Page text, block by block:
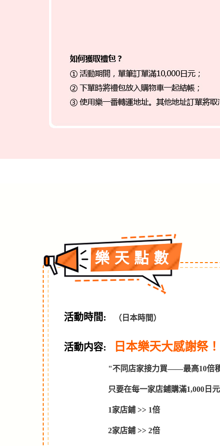
樂天點數
活動時間: （日本時間）
活動内容: 日本樂天大感謝祭
"不同店家接力買——最高10倍
只要在每一家店鋪購滿1,000日
1家店鋪 >> 1倍
2家店鋪 >> 2倍